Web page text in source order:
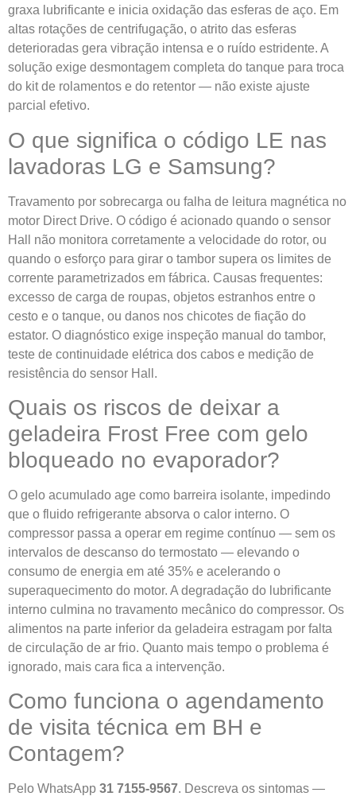
graxa lubrificante e inicia oxidação das esferas de aço. Em
altas rotações de centrifugação, o atrito das esferas
deterioradas gera vibração intensa e o ruído estridente. A
solução exige desmontagem completa do tanque para troca
do kit de rolamentos e do retentor — não existe ajuste
parcial efetivo.
O que significa o código LE nas
lavadoras LG e Samsung?
Travamento por sobrecarga ou falha de leitura magnética no
motor Direct Drive. O código é acionado quando o sensor
Hall não monitora corretamente a velocidade do rotor, ou
quando o esforço para girar o tambor supera os limites de
corrente parametrizados em fábrica. Causas frequentes:
excesso de carga de roupas, objetos estranhos entre o
cesto e o tanque, ou danos nos chicotes de fiação do
estator. O diagnóstico exige inspeção manual do tambor,
teste de continuidade elétrica dos cabos e medição de
resistência do sensor Hall.
Quais os riscos de deixar a
geladeira Frost Free com gelo
bloqueado no evaporador?
O gelo acumulado age como barreira isolante, impedindo
que o fluido refrigerante absorva o calor interno. O
compressor passa a operar em regime contínuo — sem os
intervalos de descanso do termostato — elevando o
consumo de energia em até 35% e acelerando o
superaquecimento do motor. A degradação do lubrificante
interno culmina no travamento mecânico do compressor. Os
alimentos na parte inferior da geladeira estragam por falta
de circulação de ar frio. Quanto mais tempo o problema é
ignorado, mais cara fica a intervenção.
Como funciona o agendamento
de visita técnica em BH e
Contagem?
Pelo WhatsApp 31 7155-9567. Descreva os sintomas —